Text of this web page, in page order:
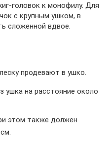
головок к монофилу. Для
с крупным ушком, в
сложенной вдвое.
продевают в ушко.
ушка на расстояние около
этом также должен